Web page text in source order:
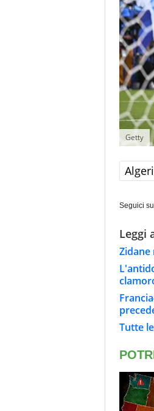
Getty
Seguici
Leggi
Zidane
Tutte